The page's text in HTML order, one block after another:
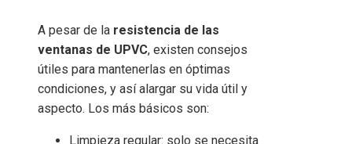
A pesar de la resistencia de las
ventanas de UPVC, existen consejos
útiles para mantenerlas en óptimas
condiciones, y así alargar su vida útil y
aspecto. Los más básicos son:
Limpieza regular: solo se necesita